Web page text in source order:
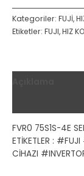
Kategoriler: FUJİ,
Etiketler: FUJI,HIZ
FVR0 75S1S-4E
ETİKETLER :
CİHAZI